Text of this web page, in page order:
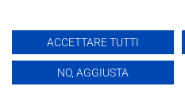
IlCaffèQuotidiano.online è una
presso il Tribunale di
Realizzato da
ACCETTARE TUTTI
NO, AGGIUSTA